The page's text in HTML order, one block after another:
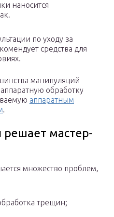
наносится
по уходу за
средства для
манипуляций
обработку
аппаратным
.
мастер-
множество проблем,
трещин;